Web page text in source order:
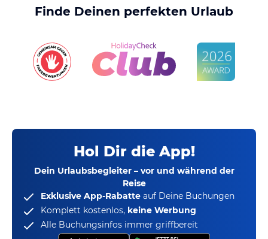
Finde Deinen perfekten Urlaub
Hol Dir die App!
Dein Urlaubsbegleiter – vor und während der
Reise
Exklusive App-Rabatte auf Deine Buchungen
Komplett kostenlos, keine Werbung
Alle Buchungsinfos immer griffbereit